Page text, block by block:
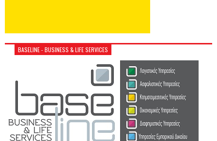
BASELINE - BUSINESS & LIFE SERVICES